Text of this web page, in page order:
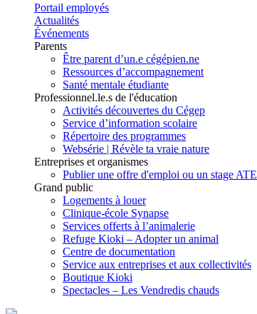
Portail employés
Actualités
Événements
Parents
Être parent d’un.e cégépien.ne
Ressources d’accompagnement
Santé mentale étudiante
Professionnel.le.s de l'éducation
Activités découvertes du Cégep
Service d’information scolaire
Répertoire des programmes
Websérie | Révèle ta vraie nature
Entreprises et organismes
Publier une offre d'emploi ou un stage ATE
Grand public
Logements à louer
Clinique-école Synapse
Services offerts à l’animalerie
Refuge Kioki – Adopter un animal
Centre de documentation
Service aux entreprises et aux collectivités
Boutique Kioki
Spectacles – Les Vendredis chauds